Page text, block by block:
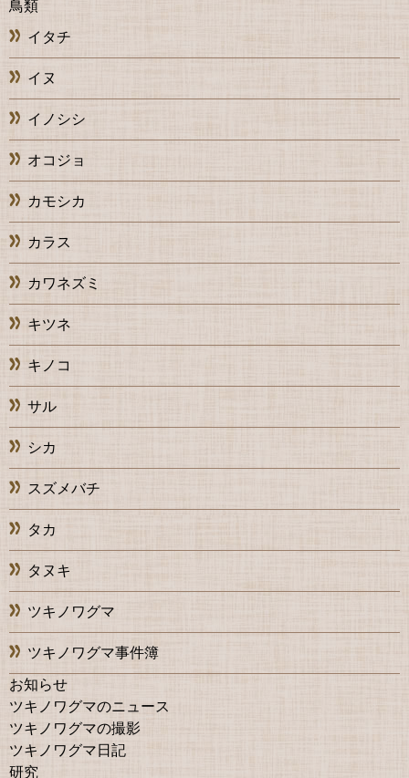
鳥類
イタチ
イヌ
イノシシ
オコジョ
カモシカ
カラス
カワネズミ
キツネ
キノコ
サル
シカ
スズメバチ
タカ
タヌキ
ツキノワグマ
ツキノワグマ事件簿
お知らせ
ツキノワグマのニュース
ツキノワグマの撮影
ツキノワグマ日記
研究